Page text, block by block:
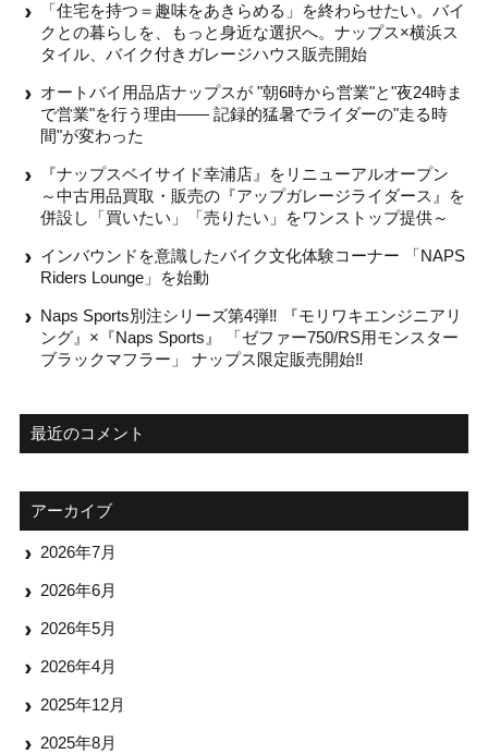
「住宅を持つ＝趣味をあきらめる」を終わらせたい。バイ
クとの暮らしを、もっと身近な選択へ。ナップス×横浜ス
タイル、バイク付きガレージハウス販売開始
オートバイ用品店ナップスが "朝6時から営業"と"夜24時ま
で営業"を行う理由—— 記録的猛暑でライダーの"走る時
間"が変わった
『ナップスベイサイド幸浦店』をリニューアルオープン
～中古用品買取・販売の『アップガレージライダース』を
併設し「買いたい」「売りたい」をワンストップ提供～
インバウンドを意識したバイク文化体験コーナー 「NAPS
Riders Lounge」を始動
Naps Sports別注シリーズ第4弾‼ 『モリワキエンジニアリ
ング』×『Naps Sports』 「ゼファー750/RS用モンスター
ブラックマフラー」 ナップス限定販売開始‼
最近のコメント
アーカイブ
2026年7月
2026年6月
2026年5月
2026年4月
2025年12月
2025年8月